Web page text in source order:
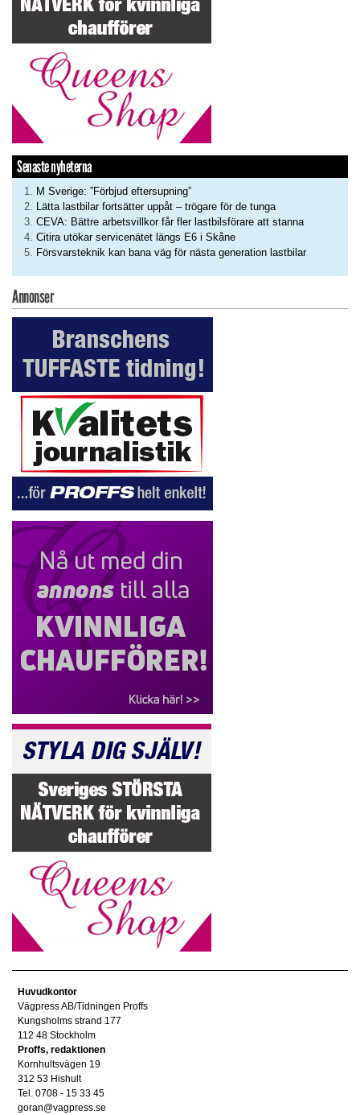
Senaste nyheterna
M Sverige: ”Förbjud eftersupning”
Lätta lastbilar fortsätter uppåt – trögare för de tunga
CEVA: Bättre arbetsvillkor får fler lastbilsförare att stanna
Citira utökar servicenätet längs E6 i Skåne
Försvarsteknik kan bana väg för nästa generation lastbilar
Annonser
Huvudkontor
Vägpress AB/Tidningen Proffs
Kungsholms strand 177
112 48 Stockholm
Proffs, redaktionen
Kornhultsvägen 19
312 53 Hishult
Tel. 0708 - 15 33 45
goran@vagpress.se